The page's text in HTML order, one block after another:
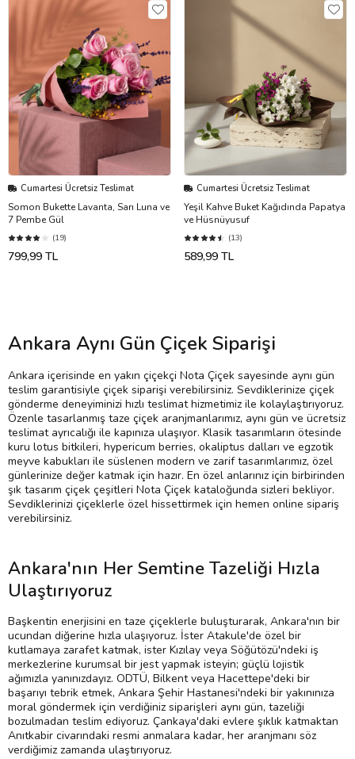
Cumartesi Ücretsiz Teslimat
Somon Bukette Lavanta, Sarı Luna ve
7 Pembe Gül
(19)
799,99 TL
Cumartesi Ücretsiz Teslimat
Yeşil Kahve Buket Kağıdında Papatya
ve Hüsnüyusuf
(13)
589,99 TL
Ankara Aynı Gün Çiçek Siparişi
Ankara içerisinde en yakın çiçekçi Nota Çiçek sayesinde aynı gün
teslim garantisiyle çiçek siparişi verebilirsiniz. Sevdiklerinize çiçek
gönderme deneyiminizi hızlı teslimat hizmetimiz ile kolaylaştırıyoruz.
Özenle tasarlanmış taze çiçek aranjmanlarımız, aynı gün ve ücretsiz
teslimat ayrıcalığı ile kapınıza ulaşıyor. Klasik tasarımların ötesinde
kuru lotus bitkileri, hypericum berries, okaliptus dalları ve egzotik
meyve kabukları ile süslenen modern ve zarif tasarımlarımız, özel
günlerinize değer katmak için hazır. En özel anlarınız için birbirinden
şık tasarım çiçek çeşitleri Nota Çiçek kataloğunda sizleri bekliyor.
Sevdiklerinizi çiçeklerle özel hissettirmek için hemen online sipariş
verebilirsiniz.
Ankara'nın Her Semtine Tazeliği Hızla
Ulaştırıyoruz
Başkentin enerjisini en taze çiçeklerle buluşturarak, Ankara'nın bir
ucundan diğerine hızla ulaşıyoruz. İster Atakule'de özel bir
kutlamaya zarafet katmak, ister Kızılay veya Söğütözü'ndeki iş
merkezlerine kurumsal bir jest yapmak isteyin; güçlü lojistik
ağımızla yanınızdayız. ODTÜ, Bilkent veya Hacettepe'deki bir
başarıyı tebrik etmek, Ankara Şehir Hastanesi'ndeki bir yakınınıza
moral göndermek için verdiğiniz siparişleri aynı gün, tazeliği
bozulmadan teslim ediyoruz. Çankaya'daki evlere şıklık katmaktan
Anıtkabir civarındaki resmi anmalara kadar, her aranjmanı söz
verdiğimiz zamanda ulaştırıyoruz.